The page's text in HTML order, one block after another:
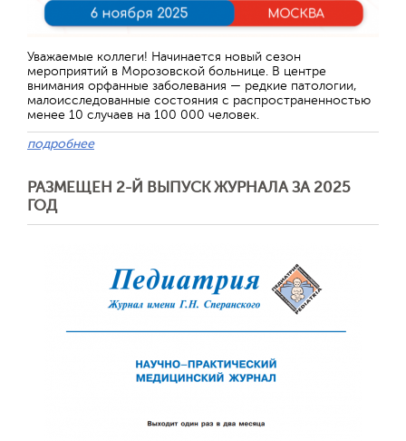
Уважаемые коллеги! Начинается новый сезон
мероприятий в Морозовской больнице. В центре
внимания орфанные заболевания — редкие патологии,
малоисследованные состояния с распространенностью
менее 10 случаев на 100 000 человек.
подробнее
РАЗМЕЩЕН 2-Й ВЫПУСК ЖУРНАЛА ЗА 2025
ГОД